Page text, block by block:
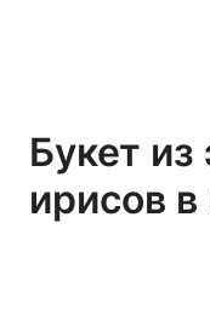
Букет
ирисов